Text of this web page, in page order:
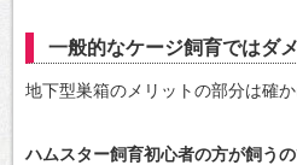
一般的なケージ飼育ではダ
地下型巣箱のメリットの部分は確か
ハムスター飼育初心者の方が飼うの